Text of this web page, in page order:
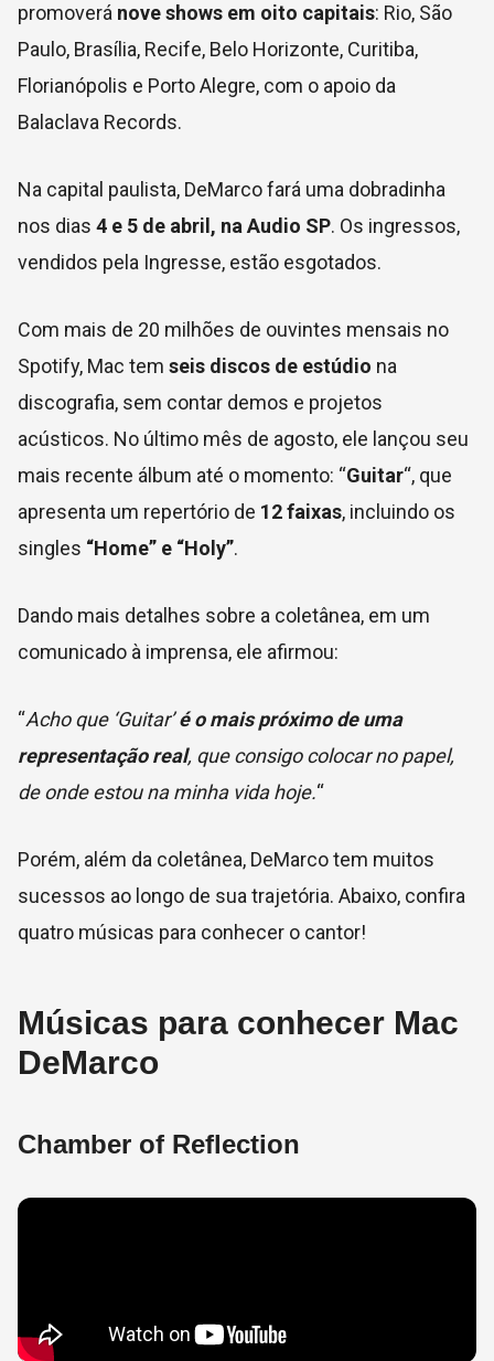
promoverá nove shows em oito capitais: Rio, São
Paulo, Brasília, Recife, Belo Horizonte, Curitiba,
Florianópolis e Porto Alegre, com o apoio da
Balaclava Records.
Na capital paulista, DeMarco fará uma dobradinha
nos dias 4 e 5 de abril, na Audio SP. Os ingressos,
vendidos pela Ingresse, estão esgotados.
Com mais de 20 milhões de ouvintes mensais no
Spotify, Mac tem seis discos de estúdio na
discografia, sem contar demos e projetos
acústicos. No último mês de agosto, ele lançou seu
mais recente álbum até o momento: “Guitar“, que
apresenta um repertório de 12 faixas, incluindo os
singles “Home” e “Holy”.
Dando mais detalhes sobre a coletânea, em um
comunicado à imprensa, ele afirmou:
“Acho que ‘Guitar’é o mais próximo de uma
representação real, que consigo colocar no papel,
de onde estou na minha vida hoje.“
Porém, além da coletânea, DeMarco tem muitos
sucessos ao longo de sua trajetória. Abaixo, confira
quatro músicas para conhecer o cantor!
Músicas para conhecer Mac
DeMarco
Chamber of Reflection